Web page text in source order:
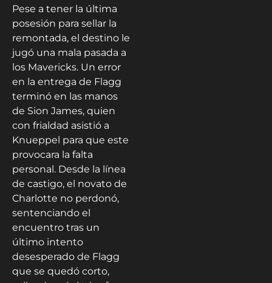
Pese a tener la última
posesión para sellar la
remontada, el destino le
jugó una mala pasada a
los Mavericks. Un error
en la entrega de Flagg
terminó en las manos
de Sion James, quien
con frialdad asistió a
Knueppel para que este
provocara la falta
personal. Desde la línea
de castigo, el novato de
Charlotte no perdonó,
sentenciando el
encuentro tras un
último intento
desesperado de Flagg
que se quedó corto,